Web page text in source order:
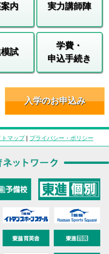
内 実力講師陣
試
学費・
申込手続き
入学のお申込み
トマップ| プライバシー・ポリシー